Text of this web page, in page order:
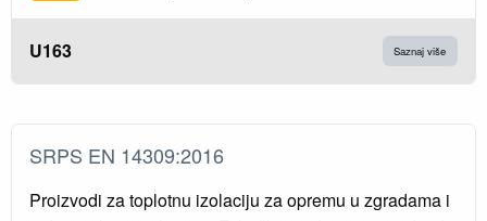
U163 Saznaj više
SRPS EN 14309:2016
Proizvodi za toplotnu izolaciju za opremu u zgradama i